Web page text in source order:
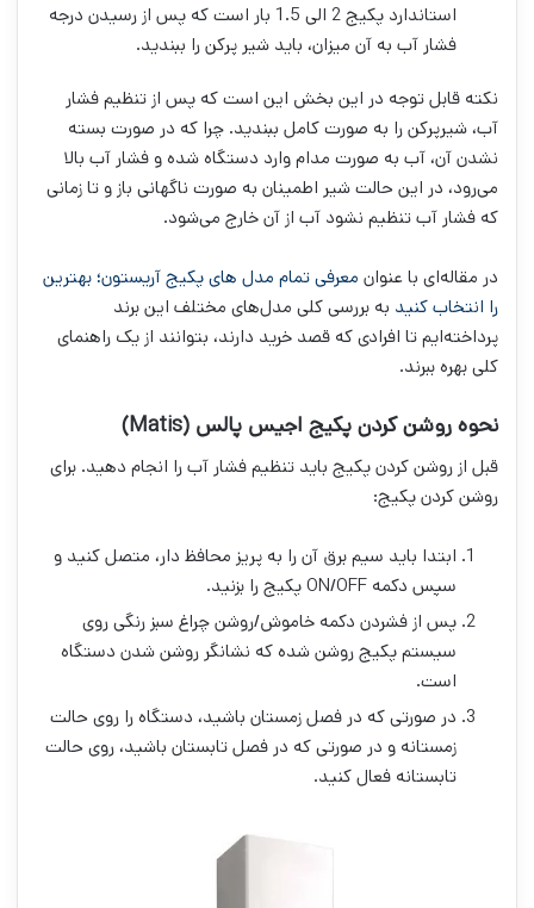
استاندارد پکیج 2 الی 1.5 بار است که پس از رسیدن درجه
فشار آب به آن میزان، باید شیر پرکن را ببندید.
نکته قابل توجه در این بخش این است که پس از تنظیم فشار
آب، شیرپرکن را به صورت کامل ببندید. چرا که در صورت بسته
نشدن آن، آب به صورت مدام وارد دستگاه شده و فشار آب بالا
می‌رود، در این حالت شیر اطمینان به صورت ناگهانی باز و تا زمانی
که فشار آب تنظیم نشود آب از آن خارج می‌شود.
در مقاله‌ای با عنوان معرفی تمام مدل های پکیج آریستون؛ بهترین
را انتخاب کنید به بررسی کلی مدل‌های مختلف این برند
پرداخته‌ایم تا افرادی که قصد خرید دارند، بتوانند از یک راهنمای
کلی بهره ببرند.
نحوه روشن کردن پکیج اجیس پالس (Matis)
قبل از روشن کردن پکیج باید تنظیم فشار آب را انجام دهید. برای
روشن کردن پکیج:
ابتدا باید سیم برق آن را به پریز محافظ دار، متصل کنید و
سپس دکمه ON/OFF پکیج را بزنید.
پس از فشردن دکمه خاموش/روشن چراغ سبز رنگی روی
سیستم پکیج روشن شده که نشانگر روشن شدن دستگاه
است.
در صورتی که در فصل زمستان باشید، دستگاه را روی حالت
زمستانه و در صورتی که در فصل تابستان باشید، روی حالت
تابستانه فعال کنید.